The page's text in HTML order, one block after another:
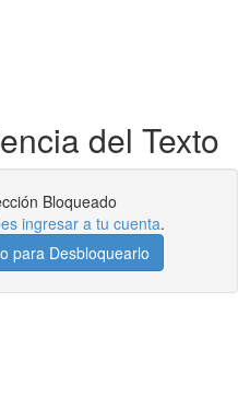
del Texto
Bloqueado
ingresar a tu cuenta.
para Desbloquearlo